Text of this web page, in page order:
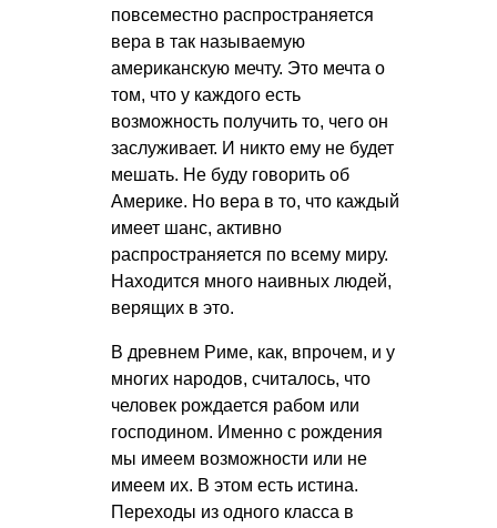
повсеместно распространяется
вера в так называемую
американскую мечту. Это мечта о
том, что у каждого есть
возможность получить то, чего он
заслуживает. И никто ему не будет
мешать. Не буду говорить об
Америке. Но вера в то, что каждый
имеет шанс, активно
распространяется по всему миру.
Находится много наивных людей,
верящих в это.
В древнем Риме, как, впрочем, и у
многих народов, считалось, что
человек рождается рабом или
господином. Именно с рождения
мы имеем возможности или не
имеем их. В этом есть истина.
Переходы из одного класса в